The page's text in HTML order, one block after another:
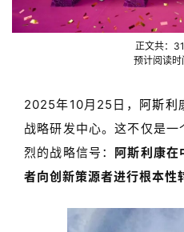
正文共：
预计阅读时
2025年10月 25 日， 阿斯利
战略研发中心。这不仅是
烈的战略信号： 阿斯利康在
者向创新策源者进行根本性